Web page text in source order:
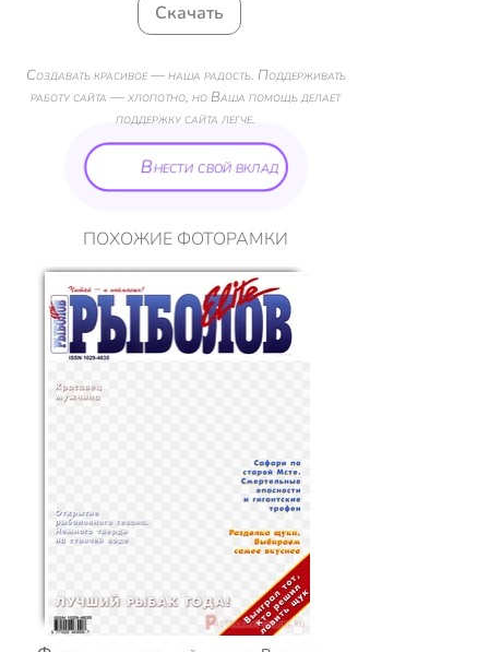
Скачать
Создавать красивое — наша радость. Поддерживать
работу сайта — хлопотно, но Ваша помощь делает
поддержку сайта легче.
Внести свой вклад
ПОХОЖИЕ ФОТОРАМКИ